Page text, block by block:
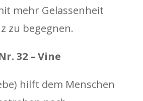
mehr Gelassenheit
zu begegnen.
32 – Vine
hilft dem Menschen